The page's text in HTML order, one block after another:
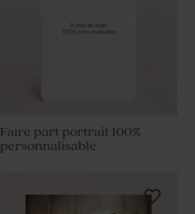
Faire part portrait 100%
personnalisable